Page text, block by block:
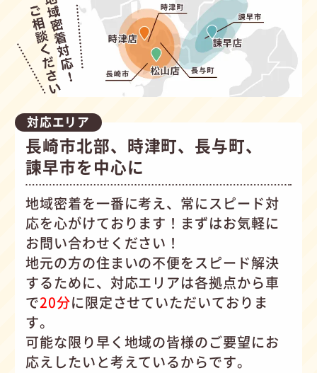
対応エリア
長崎市北部、時津町、長与町、
諫早市を中心に
地域密着を一番に考え、常にスピード対
応を心がけております！まずはお気軽に
お問い合わせください！
地元の方の住まいの不便をスピード解決
するために、対応エリアは各拠点から車
で20分に限定させていただいておりま
す。
可能な限り早く地域の皆様のご要望にお
応えしたいと考えているからです。